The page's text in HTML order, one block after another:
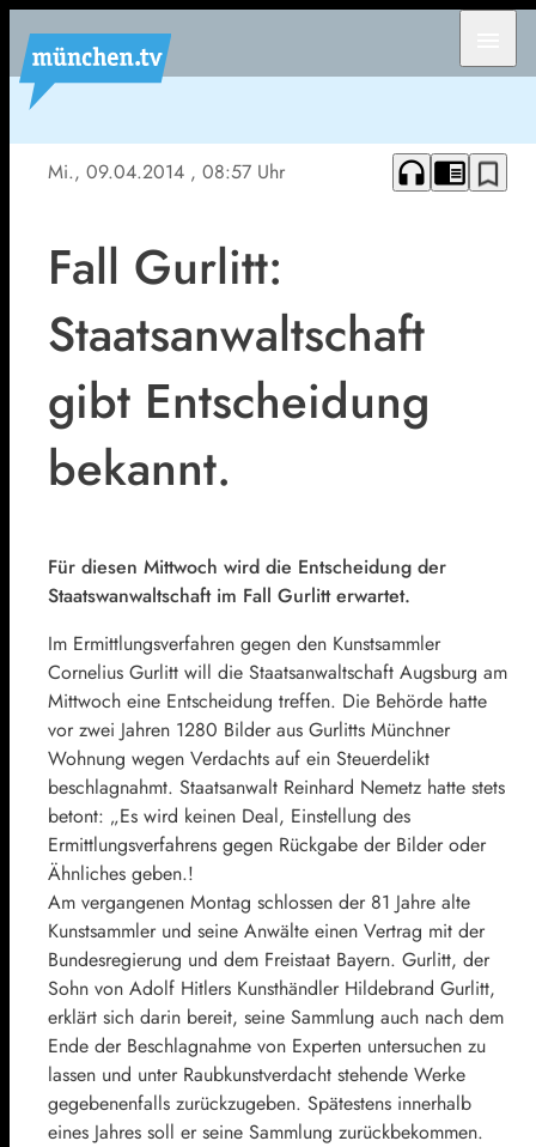
Mi., 09.04.2014 , 08:57 Uhr headphones chrome_reader_mode bookmark_border
Fall Gurlitt:
Staatsanwaltschaft
gibt Entscheidung
bekannt.
Für diesen Mittwoch wird die Entscheidung der
Staatswanwaltschaft im Fall Gurlitt erwartet.
Im Ermittlungsverfahren gegen den Kunstsammler
Cornelius Gurlitt will die Staatsanwaltschaft Augsburg am
Mittwoch eine Entscheidung treffen. Die Behörde hatte
vor zwei Jahren 1280 Bilder aus Gurlitts Münchner
Wohnung wegen Verdachts auf ein Steuerdelikt
beschlagnahmt. Staatsanwalt Reinhard Nemetz hatte stets
betont: „Es wird keinen Deal, Einstellung des
Ermittlungsverfahrens gegen Rückgabe der Bilder oder
Ähnliches geben.!
Am vergangenen Montag schlossen der 81 Jahre alte
Kunstsammler und seine Anwälte einen Vertrag mit der
Bundesregierung und dem Freistaat Bayern. Gurlitt, der
Sohn von Adolf Hitlers Kunsthändler Hildebrand Gurlitt,
erklärt sich darin bereit, seine Sammlung auch nach dem
Ende der Beschlagnahme von Experten untersuchen zu
lassen und unter Raubkunstverdacht stehende Werke
gegebenenfalls zurückzugeben. Spätestens innerhalb
eines Jahres soll er seine Sammlung zurückbekommen.